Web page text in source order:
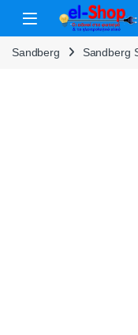
Skip to navigation
Skip to content
Sandberg Sandberg